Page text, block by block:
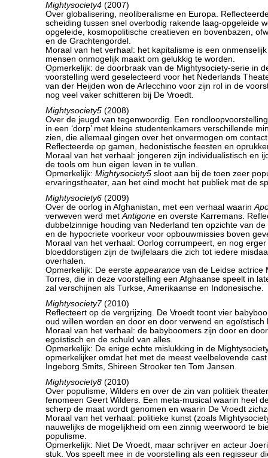
Mightysociety4 (2007)
Over globalisering, neoliberalisme en Europa.
scheiding tussen snel overbodig rakende laag-opgeleide
opgeleide, kosmopolitische creatieven en bovenbazen,
en de Grachtengordel.
Moraal van het verhaal: het kapitalisme is een
mensen onmogelijk maakt om gelukkig te worden.
Opmerkelijk: de doorbraak van de Mightysociety-serie in
voorstelling werd geselecteerd voor het Nederlands
van der Heijden won de Arlecchino voor zijn rol in de
nog veel vaker schitteren bij De Vroedt.
Mightysociety5 (2008)
Over de jeugd van tegenwoordig. Een
in een ‘dorp’ met kleine studentenkamers verschillende
zien, die allemaal gingen over het onvermogen om
Reflecteerde op gamen, hedonistische feesten en
Moraal van het verhaal: jongeren zijn individualistisch en
de tools om hun eigen leven in te vullen.
Opmerkelijk: Mightysociety5 sloot aan bij de toen zeer
ervaringstheater, aan het eind mocht het publiek met de
Mightysociety6 (2009)
Over de oorlog in Afghanistan, met een verhaal waarin
verweven werd metAntigone en overste Karremans.
dubbelzinnige houding van Nederland ten opzichte van de
en de hypocriete voorkeur voor opbouwmissies boven
Moraal van het verhaal: Oorlog corrumpeert, en nog
bloeddorstigen zijn de twijfelaars die zich tot iedere
overhalen.
Opmerkelijk: De eerste appearance van de Leidse actrice
Torres, die in deze voorstelling een Afghaanse speelt in
zal verschijnen als Turkse, Amerikaanse en Indonesische.
Mightysociety7(2010)
Reflecteert op de vergrijzing. De Vroedt toont vier
oud willen worden en door en door verwend en egoïstisch
Moraal van het verhaal: de babyboomers zijn door en
egoïstisch en de schuld van alles.
Opmerkelijk: De enige echte mislukking in de
opmerkelijker omdat het met de meest veelbelovende
Ingeborg Smits, Shireen Strooker ten Tom Jansen.
Mightysociety8 (2010)
Over populisme, Wilders en over de zin van politiek
fenomeen Geert Wilders. Een meta-musical waarin heel
scherp de maat wordt genomen en waarin De Vroedt
Moraal van het verhaal: politieke kunst (zoals
nauwelijks de mogelijkheid om een zinnig weerwoord te
populisme.
Opmerkelijk: Niet De Vroedt, maar schrijver en acteur
stuk. Vos speelt mee in de voorstelling als een regisseur